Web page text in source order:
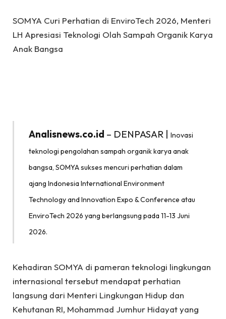
SOMYA Curi Perhatian di EnviroTech 2026, Menteri
LH Apresiasi Teknologi Olah Sampah Organik Karya
Anak Bangsa
Analisnews.co.id – DENPASAR | Inovasi
teknologi pengolahan sampah organik karya anak
bangsa, SOMYA sukses mencuri perhatian dalam
ajang Indonesia International Environment
Technology and Innovation Expo & Conference atau
EnviroTech 2026 yang berlangsung pada 11-13 Juni
2026.
Kehadiran SOMYA di pameran teknologi lingkungan
internasional tersebut mendapat perhatian
langsung dari Menteri Lingkungan Hidup dan
Kehutanan RI, Mohammad Jumhur Hidayat yang